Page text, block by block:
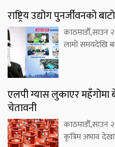
राष्ट्रिय उद्योग पुनर्जीवनको
काठमाडौँ,साउन
लामो समयदेखि
एलपी ग्यास लुकाएर महँगोमा
चेतावनी
काठमाडौँ,साउन
कृत्रिम अभाव